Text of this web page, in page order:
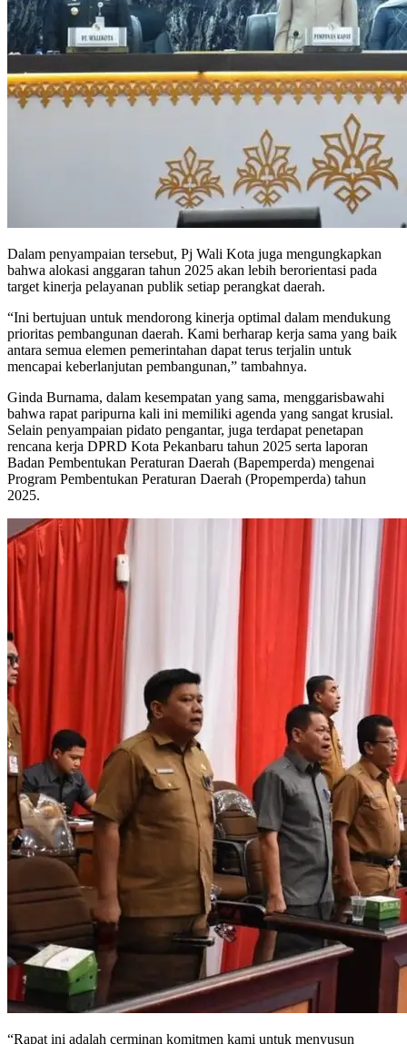
Dalam penyampaian tersebut, Pj Wali Kota juga mengungkapkan
bahwa alokasi anggaran tahun 2025 akan lebih berorientasi pada
target kinerja pelayanan publik setiap perangkat daerah.
“Ini bertujuan untuk mendorong kinerja optimal dalam mendukung
prioritas pembangunan daerah. Kami berharap kerja sama yang baik
antara semua elemen pemerintahan dapat terus terjalin untuk
mencapai keberlanjutan pembangunan,” tambahnya.
Ginda Burnama, dalam kesempatan yang sama, menggarisbawahi
bahwa rapat paripurna kali ini memiliki agenda yang sangat krusial.
Selain penyampaian pidato pengantar, juga terdapat penetapan
rencana kerja DPRD Kota Pekanbaru tahun 2025 serta laporan
Badan Pembentukan Peraturan Daerah (Bapemperda) mengenai
Program Pembentukan Peraturan Daerah (Propemperda) tahun
2025.
“Rapat ini adalah cerminan komitmen kami untuk menyusun